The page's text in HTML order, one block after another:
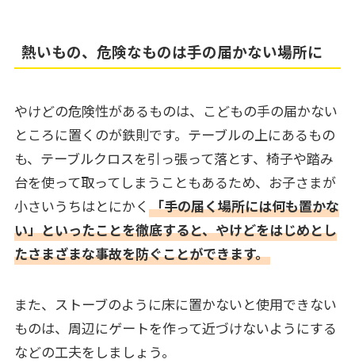
熱いもの、危険なものは手の届かない場所に
やけどの危険性があるものは、こどもの手の届かない
ところに置くのが鉄則です。テーブルの上にあるもの
も、テーブルクロスを引っ張って落とす、椅子や踏み
台を使って取ってしまうこともあるため、お子さまが
小さいうちはとにかく 「手の届く場所には何も置かな
い」といったことを徹底すると、やけどをはじめとし
たさまざまな事故を防ぐことができます。
また、ストーブのように床に置かないと使用できない
ものは、周辺にゲートを作って近づけないようにする
などの工夫をしましょう。